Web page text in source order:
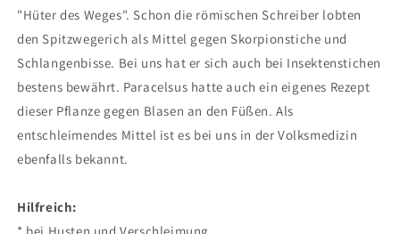
"Hüter des Weges". Schon die römischen Schreiber lobten
den Spitzwegerich als Mittel gegen Skorpionstiche und
Schlangenbisse. Bei uns hat er sich auch bei Insektenstichen
bestens bewährt. Paracelsus hatte auch ein eigenes Rezept
dieser Pflanze gegen Blasen an den Füßen. Als
entschleimendes Mittel ist es bei uns in der Volksmedizin
ebenfalls bekannt.
Hilfreich:
* bei Husten und Verschleimung